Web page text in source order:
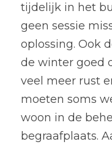
tijdelijk in het
geen sessie
oplossing. Ook
de winter goed
veel meer rust
moeten soms
woon in de
begraafplaats.